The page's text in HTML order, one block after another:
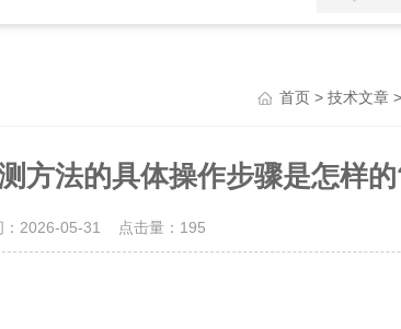
首页 > 技术文章
方法的具体操作步骤是怎样
2026-05-31 点击量： 195